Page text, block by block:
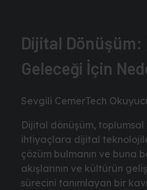
Dijital
Geleceği İçin
Sevgili CemerTech
Dijital dönüşüm, toplumsal
ihtiyaçlara dijital
çözüm bulmanın ve buna
akışlarının ve kültürün
sürecini tanımlayan bir